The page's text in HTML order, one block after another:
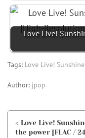
Love Live!
Tags: Love Live!
Author: jpop
< Love Live!
the power [FLAC /